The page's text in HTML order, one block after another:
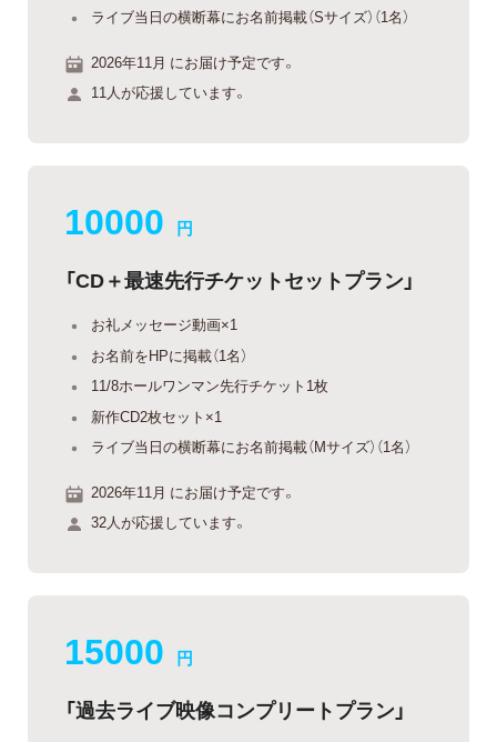
ライブ当日の横断幕にお名前掲載（Sサイズ）（1名）
2026年11月 にお届け予定です。
11人が応援しています。
10000 円
「CD＋最速先行チケットセットプラン」
お礼メッセージ動画×1
お名前をHPに掲載（1名）
11/8ホールワンマン先行チケット1枚
新作CD2枚セット×1
ライブ当日の横断幕にお名前掲載（Mサイズ）（1名）
2026年11月 にお届け予定です。
32人が応援しています。
15000 円
「過去ライブ映像コンプリートプラン」